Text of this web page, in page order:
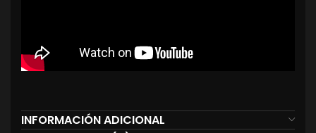
INFORMACIÓN ADICIONAL